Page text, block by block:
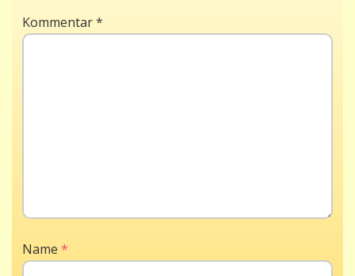
Kommentar*
Name *